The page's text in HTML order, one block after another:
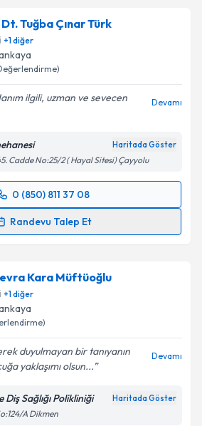
hazırlandığında e-posta ile
ve kişisel verilerimin belirtilen
kabul ediyorum.
Talebini Gönder
Tuğba Çınar Türk
+1diğer
ilgili, uzman ve sevecen
Devamı
Haritada Göster
Cadde No:25/2 ( Hayal Sitesi) Çayyolu
0 (850) 811 37 08
Randevu Talep Et
Talebi
e-posta ile
ve kişisel verilerimin belirtilen
kabul ediyorum.
Kara Müftüoğlu
+1diğer
duyulmayan bir tanıyanın
yaklaşımı olsun...
Devamı
Diş Sağlığı Polikliniği Haritada Göster
A Dikmen